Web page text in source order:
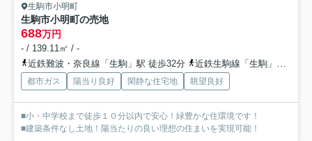
生駒市小明町
生駒市小明町の売地
688万円
- / 139.11㎡ / -
近鉄難波・奈良線「生駒」駅 徒歩32分
近鉄生駒線「生駒」駅 徒歩32分
都市ガス 陽当り良好 閑静な住宅地 眺望良好
■小・中学校まで徒歩１０分以内で安心！緑豊かな住環境です！
■建築条件なし土地！陽当たりの良い理想の住まいを実現可能！